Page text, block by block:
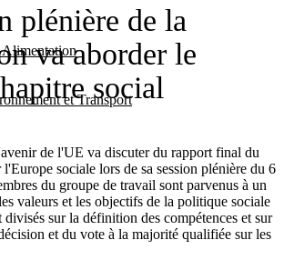
et Transport
plénière de la
va aborder le
social
de l'UE va discuter du rapport final du
sociale lors de sa session plénière du 6
du groupe de travail sont parvenus à un
valeurs et les objectifs de la politique sociale
sur la définition des compétences et sur
et du vote à la majorité qualifiée sur les